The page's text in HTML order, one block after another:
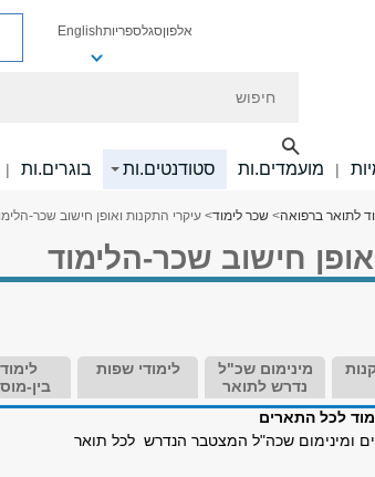
אלפוןסגלספריותEnglish
| מועמדים.ות סטודנטים.ות בוגרים.ות |
לתואר ברפואה> שכר לימוד> עיקרי התקנות ואופן חישוב שכר-
חישוב שכר-הלימוד
מינימום שכ"ל
נדרש לתואר
לימודי שפות
בין-
לכל התארים
ומינימום שכה"ל המצטבר הנדרש לכל תואר